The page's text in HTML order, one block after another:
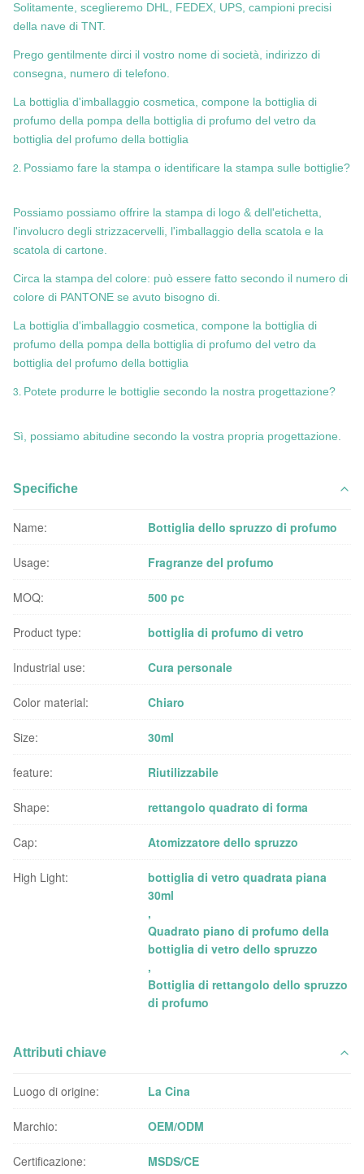
Solitamente, sceglieremo DHL, FEDEX, UPS, campioni precisi
della nave di TNT.
Prego gentilmente dirci il vostro nome di società, indirizzo di
consegna, numero di telefono.
La bottiglia d'imballaggio cosmetica, compone la bottiglia di
profumo della pompa della bottiglia di profumo del vetro da
bottiglia del profumo della bottiglia
2. Possiamo fare la stampa o identificare la stampa sulle bottiglie?
Possiamo possiamo offrire la stampa di logo & dell'etichetta,
l'involucro degli strizzacervelli, l'imballaggio della scatola e la
scatola di cartone.
Circa la stampa del colore: può essere fatto secondo il numero di
colore di PANTONE se avuto bisogno di.
La bottiglia d'imballaggio cosmetica, compone la bottiglia di
profumo della pompa della bottiglia di profumo del vetro da
bottiglia del profumo della bottiglia
3. Potete produrre le bottiglie secondo la nostra progettazione?
Sì, possiamo abitudine secondo la vostra propria progettazione.
Specifiche
Name: Bottiglia dello spruzzo di profumo
Usage: Fragranze del profumo
MOQ: 500 pc
Product type: bottiglia di profumo di vetro
Industrial use: Cura personale
Color material: Chiaro
Size: 30ml
feature: Riutilizzabile
Shape: rettangolo quadrato di forma
Cap: Atomizzatore dello spruzzo
High Light:
bottiglia di vetro quadrata piana
30ml
,
Quadrato piano di profumo della
bottiglia di vetro dello spruzzo
,
Bottiglia di rettangolo dello spruzzo
di profumo
Attributi chiave
Luogo di origine: La Cina
Marchio: OEM/ODM
Certificazione: MSDS/CE